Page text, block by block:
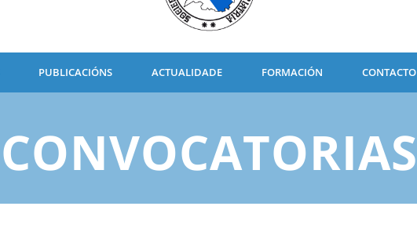
PUBLICACIÓNS ACTUALIDADE FORMACIÓN CONTACTO
CONVOCATORIAS